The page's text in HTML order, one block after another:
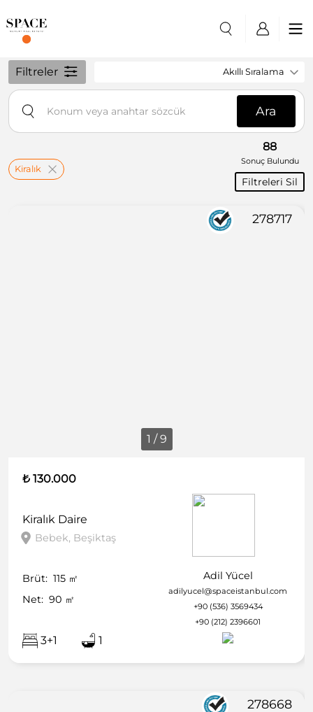
Filtreler Akıllı Sıralama
Ara
Kiralık
88
Sonuç Bulundu
Filtreleri Sil
1 / 9
278717
₺ 130.000
Kiralık Daire
Bebek, Beşiktaş
Brüt: 115 ㎡
Net: 90 ㎡
3+1 1
Adil Yücel
adilyucel@spaceistanbul.com
+90 (536) 3569434
+90 (212) 2396601
278668